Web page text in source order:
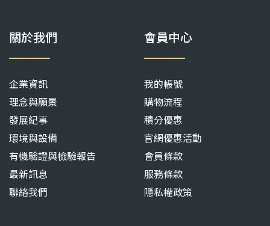
關於我們
企業資訊
理念與願景
發展紀事
環境與設備
有機驗證與檢驗報告
最新訊息
聯絡我們
會員中心
我的帳號
購物流程
積分優惠
官網優惠活動
會員條款
服務條款
隱私權政策